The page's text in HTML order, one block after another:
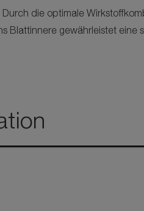
die optimale
gewährleistet